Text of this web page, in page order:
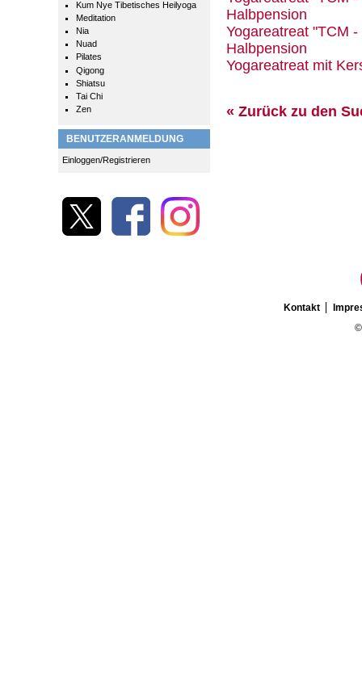
Kum Nye Tibetisches Heilyoga
Meditation
Nia
Nuad
Pilates
Qigong
Shiatsu
Tai Chi
Zen
BENUTZERANMELDUNG
Einloggen/Registrieren
Halbpension
Yogareatreat "TCM
Halbpension
Yogareatreat mit
« Zurück zu den
Kontakt
©